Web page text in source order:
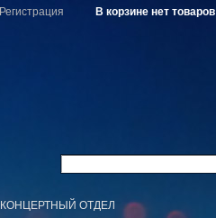
Регистрация В корзине нет товаров
КОНЦЕРТНЫЙ ОТДЕЛ